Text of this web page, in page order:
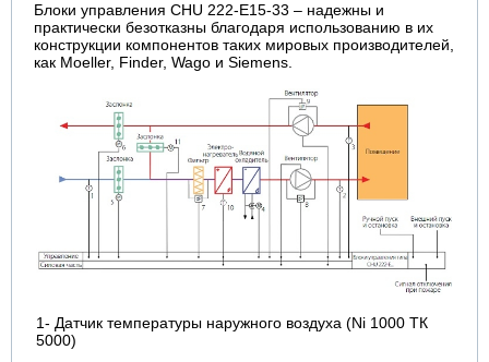
Блоки управления CHU 222-E15-33 – надежны и
практически безотказны благодаря использованию в их
конструкции компонентов таких мировых производителей,
как Moeller, Finder, Wago и Siemens.
1- Датчик температуры наружного воздуха (Ni 1000 ТК
5000)